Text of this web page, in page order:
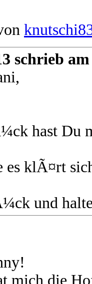
schrieb
hast Du
es klÃ¤rt
und
mich die